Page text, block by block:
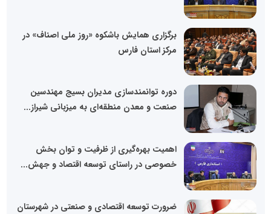
برگزاری همایش باشکوه «روز ملی اصناف» در
مرکز استان فارس
دوره توانمندسازی مدیران بسیج مهندسین
صنعت و معدن منطقه‌ای به میزبانی شیراز...
اهمیت بهره‌گیری از ظرفیت و توان بخش
خصوصی در راستای توسعه اقتصاد و جهش...
ضرورت توسعه اقتصادی و صنعتی در شهرستان